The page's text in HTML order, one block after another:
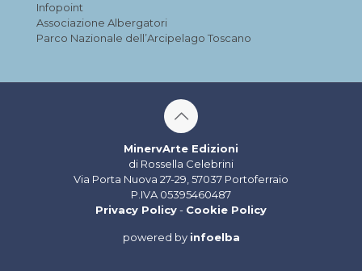
Infopoint
Associazione Albergatori
Parco Nazionale dell’Arcipelago Toscano
MinervArte Edizioni
di Rossella Celebrini
Via Porta Nuova 27-29, 57037 Portoferraio
P.IVA 05395460487
Privacy Policy- Cookie Policy
powered by infoelba